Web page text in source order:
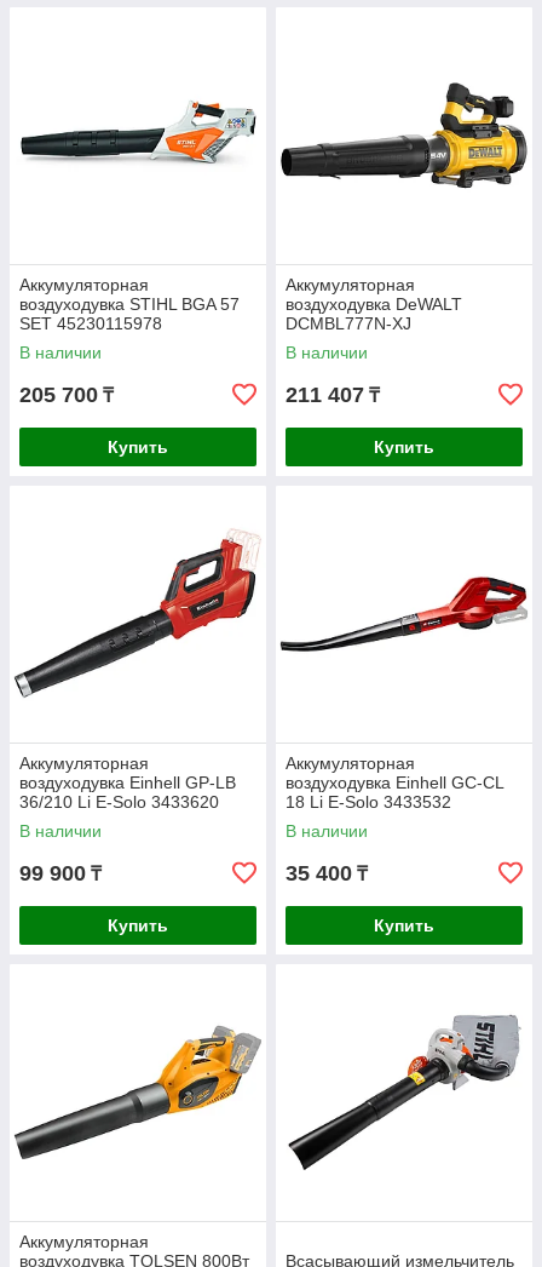
Аккумуляторная
воздуходувка STIHL BGA 57
SET 45230115978
В наличии
205 700 ₸
Купить
Аккумуляторная
воздуходувка DeWALT
DCMBL777N-XJ
В наличии
211 407 ₸
Купить
Аккумуляторная
воздуходувка Einhell GP-LB
36/210 Li E-Solo 3433620
В наличии
99 900 ₸
Купить
Аккумуляторная
воздуходувка Einhell GC-CL
18 Li E-Solo 3433532
В наличии
35 400 ₸
Купить
Аккумуляторная
воздуходувка TOLSEN 800Вт
Всасывающий измельчитель